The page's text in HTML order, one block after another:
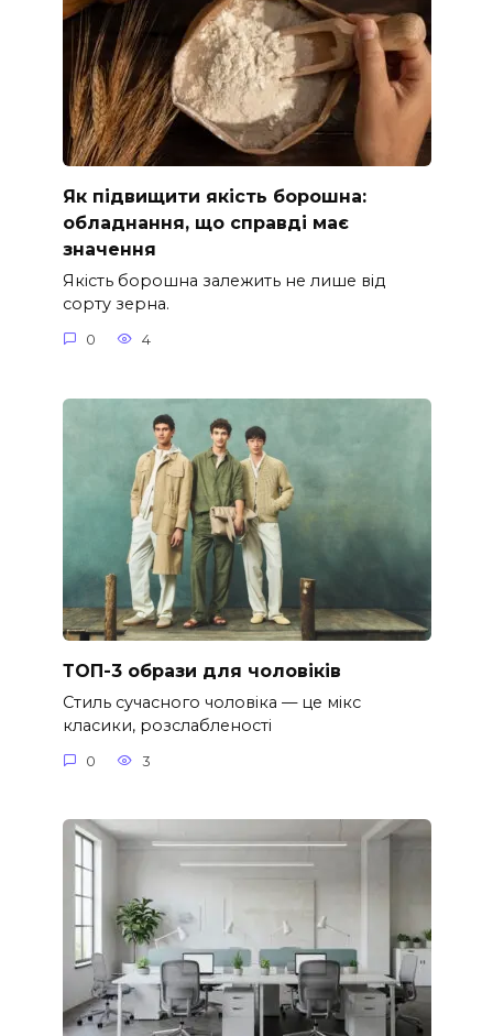
Як підвищити якість борошна:
обладнання, що справді має
значення
Якість борошна залежить не лише від
сорту зерна.
0 4
ТОП-3 образи для чоловіків
Стиль сучасного чоловіка — це мікс
класики, розслабленості
0 3